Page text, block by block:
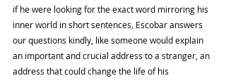
if he were looking for the exact word mirroring his
inner world in short sentences, Escobar answers
our questions kindly, like someone would explain
an important and crucial address to a stranger, an
address that could change the life of his